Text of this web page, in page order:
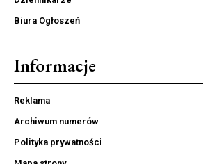
Biura Ogłoszeń
Informacje
Reklama
Archiwum numerów
Polityka prywatności